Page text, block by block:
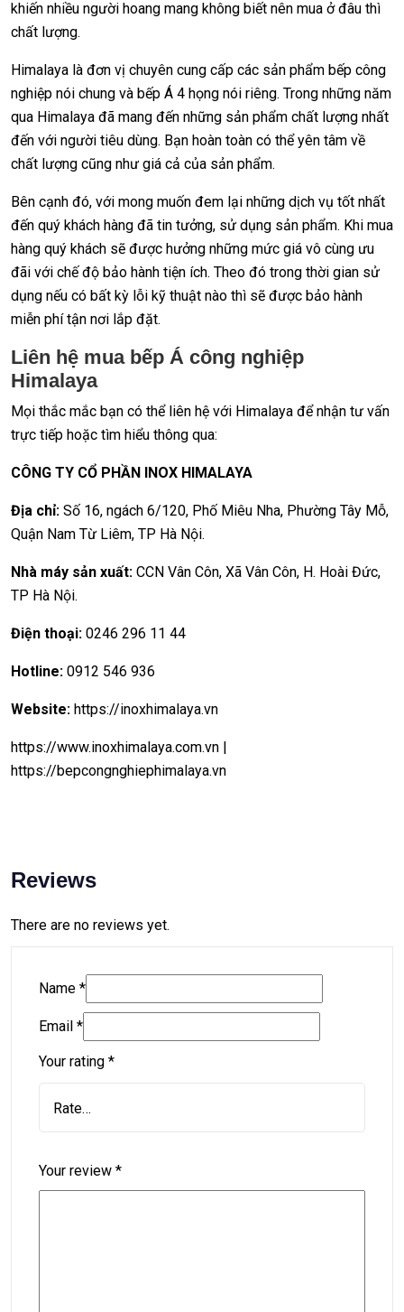
khiến nhiều người hoang mang không biết nên mua ở đâu thì
chất lượng.
Himalaya là đơn vị chuyên cung cấp các sản phẩm bếp công
nghiệp nói chung và bếp Á 4 họng nói riêng. Trong những năm
qua Himalaya đã mang đến những sản phẩm chất lượng nhất
đến với người tiêu dùng. Bạn hoàn toàn có thể yên tâm về
chất lượng cũng như giá cả của sản phẩm.
Bên cạnh đó, với mong muốn đem lại những dịch vụ tốt nhất
đến quý khách hàng đã tin tưởng, sử dụng sản phẩm. Khi mua
hàng quý khách sẽ được hưởng những mức giá vô cùng ưu
đãi với chế độ bảo hành tiện ích. Theo đó trong thời gian sử
dụng nếu có bất kỳ lỗi kỹ thuật nào thì sẽ được bảo hành
miễn phí tận nơi lắp đặt.
Liên hệ mua bếp Á công nghiệp
Himalaya
Mọi thắc mắc bạn có thể liên hệ với Himalaya để nhận tư vấn
trực tiếp hoặc tìm hiểu thông qua:
CÔNG TY CỔ PHẦN INOX HIMALAYA
Địa chỉ: Số 16, ngách 6/120, Phố Miêu Nha, Phường Tây Mỗ,
Quận Nam Từ Liêm, TP Hà Nội.
Nhà máy sản xuất: CCN Vân Côn, Xã Vân Côn, H. Hoài Đức,
TP Hà Nội.
Điện thoại: 0246 296 11 44
Hotline: 0912 546 936
Website: https://inoxhimalaya.vn
https://www.inoxhimalaya.com.vn |
https://bepcongnghiephimalaya.vn
Reviews
There are no reviews yet.
Name *
Email *
Your rating *
Your review *